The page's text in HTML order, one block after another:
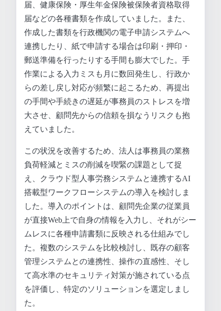
届、健康保険・厚生年金保険被保険者資格取得
届などの各種書類を作成していました。また、
作成した書類を行政機関の電子申請システムへ
連携したり、紙で申請する場合は印刷・押印・
郵送準備を行ったりする手間も膨大でした。手
作業による入力ミスも月に数回発生し、行政か
らの差し戻し対応が頻繁に起こるため、再提出
の手間や手続きの遅延が事務員のストレスを増
大させ、顧問先からの信頼を損なうリスクも抱
えていました。
この状況を改善するため、法人は事務員の業務
負荷軽減とミスの削減を喫緊の課題として捉
え、クラウド型人事労務システムと連携するAI
搭載型ワークフローシステムの導入を検討しま
した。導入のポイントは、顧問先企業の従業員
が直接Web上で自身の情報を入力し、それがシー
ムレスに各種申請書類に反映される仕組みでし
た。複数のシステムを比較検討し、既存の顧客
管理システムとの連携性、操作の直感性、そし
て高水準のセキュリティ対策が施されている点
を評価し、特定のソリューションを選定しまし
た。